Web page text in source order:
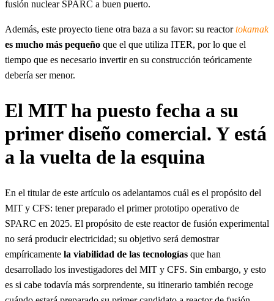
fusión nuclear SPARC a buen puerto.
Además, este proyecto tiene otra baza a su favor: su reactortokamak
es mucho más pequeño que el que utiliza ITER, por lo que el
tiempo que es necesario invertir en su construcción teóricamente
debería ser menor.
El MIT ha puesto fecha a su
primer diseño comercial. Y está
a la vuelta de la esquina
En el titular de este artículo os adelantamos cuál es el propósito del
MIT y CFS: tener preparado el primer prototipo operativo de
SPARC en 2025. El propósito de este reactor de fusión experimental
no será producir electricidad; su objetivo será demostrar
empíricamente la viabilidad de las tecnologías que han
desarrollado los investigadores del MIT y CFS. Sin embargo, y esto
es si cabe todavía más sorprendente, su itinerario también recoge